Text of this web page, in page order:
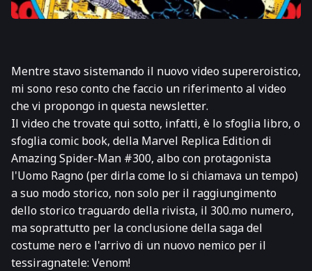
Mentre stavo sistemando il nuovo video supereroistico,
mi sono reso conto che faccio un riferimento al video
che vi propongo in questa newsletter.
Il video che trovate qui sotto, infatti, è losfoglia libro, o
sfoglia comic book, della Marvel Replica Editiondi
Amazing Spider-Man #300, albo con protagonista
l'Uomo Ragno (per dirla come lo si chiamava un tempo)
a suo modo storico, non solo per il raggiungimento
dello storico traguardo della rivista, il 300.mo numero,
ma soprattutto per la conclusione della saga del
costume nero e l'arrivo di un nuovo nemico per il
tessiragnatele: Venom!